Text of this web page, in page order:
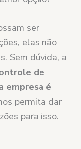
ser
elas não
Sem dúvida, a
de
empresa é
permita dar
para isso.